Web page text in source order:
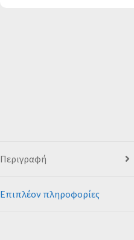
Περιγραφή
Επιπλέον πληροφορίες